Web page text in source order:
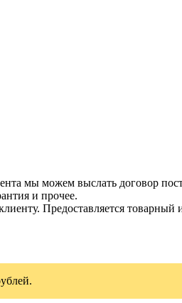
мы можем выслать договор
и прочее.
Предоставляется товарный